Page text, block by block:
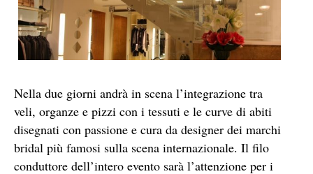
Nella due giorni andrà in scena l’integrazione tra
veli, organze e pizzi con i tessuti e le curve di abiti
disegnati con passione e cura da designer dei marchi
bridal più famosi sulla scena internazionale. Il filo
conduttore dell’intero evento sarà l’attenzione per i